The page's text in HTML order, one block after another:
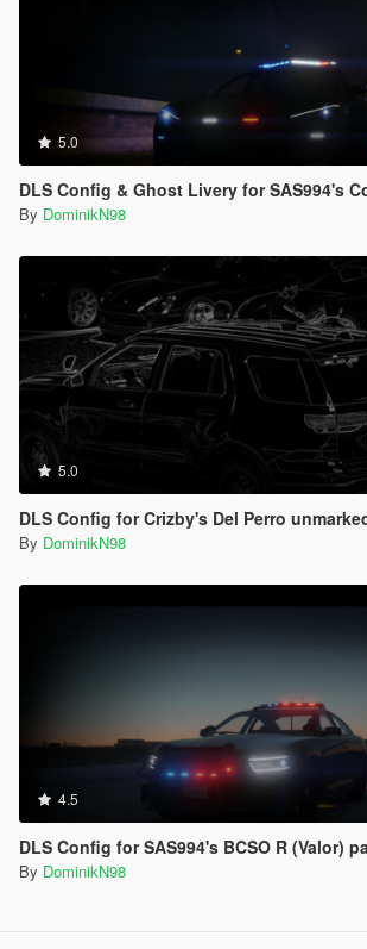
5.0
DLS Config & Ghost Livery for SAS994's
By DominikN98
5.0
DLS Config for Crizby's Del Perro unmarked
By DominikN98
4.5
DLS Config for SAS994's BCSO R (Valor)
By DominikN98